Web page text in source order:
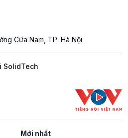
Cửa Nam, TP. Hà Nội
SolidTech
Mới nhất